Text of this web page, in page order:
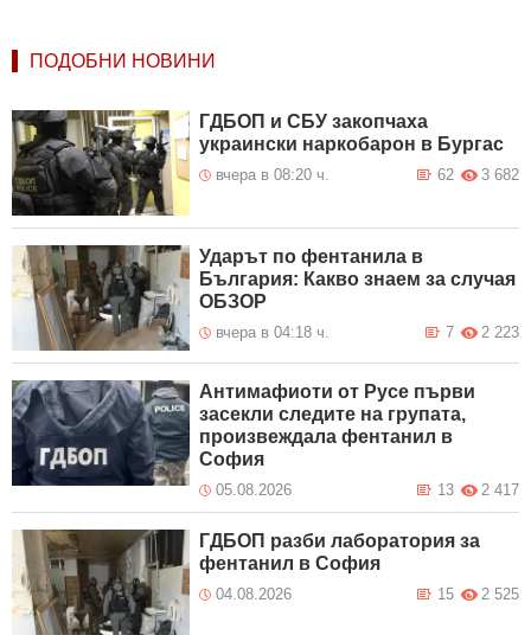
ПОДОБНИ НОВИНИ
ГДБОП и СБУ закопчаха
украински наркобарон в Бургас
вчера в 08:20 ч. 3 682
62
Ударът по фентанила в
България: Какво знаем за случая
ОБЗОР
вчера в 04:18 ч. 2 223
7
Антимафиоти от Русе първи
засекли следите на групата,
произвеждала фентанил в
София
05.08.2026 2 417
13
ГДБОП разби лаборатория за
фентанил в София
04.08.2026 2 525
15